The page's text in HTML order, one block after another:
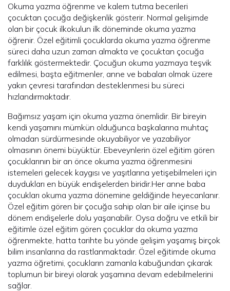
Okuma yazma öğrenme ve kalem tutma becerileri
çocuktan çocuğa değişkenlik gösterir. Normal gelişimde
olan bir çocuk ilkokulun ilk döneminde okuma yazma
öğrenir. Özel eğitimli çocuklarda okuma yazma öğrenme
süreci daha uzun zaman almakta ve çocuktan çocuğa
farklılık göstermektedir. Çocuğun okuma yazmaya teşvik
edilmesi, başta eğitmenler, anne ve babaları olmak üzere
yakın çevresi tarafından desteklenmesi bu süreci
hızlandırmaktadır.
Bağımsız yaşam için okuma yazma önemlidir. Bir bireyin
kendi yaşamını mümkün olduğunca başkalarına muhtaç
olmadan sürdürmesinde okuyabiliyor ve yazabiliyor
olmasının önemi büyüktür. Ebeveynlerin özel eğitim gören
çocuklarının bir an önce okuma yazma öğrenmesini
istemeleri gelecek kaygısı ve yaşıtlarına yetişebilmeleri için
duydukları en büyük endişelerden biridir.Her anne baba
çocukları okuma yazma dönemine geldiğinde heyecanlanır.
Özel eğitim gören bir çocuğa sahip olan bir aile içinse bu
dönem endişelerle dolu yaşanabilir. Oysa doğru ve etkili bir
eğitimle özel eğitim gören çocuklar da okuma yazma
öğrenmekte, hatta tarihte bu yönde gelişim yaşamış birçok
bilim insanlarına da rastlanmaktadır. Özel eğitimde okuma
yazma öğretimi, çocukların zamanla kabuğundan çıkarak
toplumun bir bireyi olarak yaşamına devam edebilmelerini
sağlar.